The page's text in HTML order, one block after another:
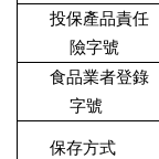
投保產品責任
險字號
食品業者登錄
字號
保存方式